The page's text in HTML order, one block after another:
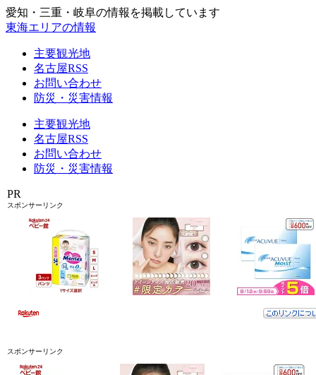
愛知・三重・岐阜の情報を掲載しています
東海エリアの情報
主要観光地
名古屋RSS
お問い合わせ
防災・災害情報
主要観光地
名古屋RSS
お問い合わせ
防災・災害情報
PR
スポンサーリンク
スポンサーリンク